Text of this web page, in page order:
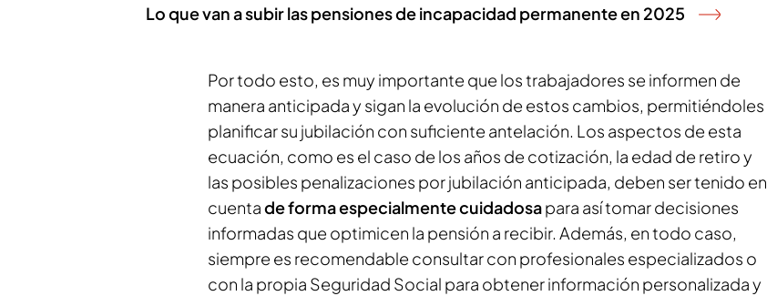
Lo que van a subir las pensiones de incapacidad permanente en 2025
Por todo esto, es muy importante que los trabajadores se informen de
manera anticipada y sigan la evolución de estos cambios, permitiéndoles
planificar su jubilación con suficiente antelación. Los aspectos de esta
ecuación, como es el caso de los años de cotización, la edad de retiro y
las posibles penalizaciones por jubilación anticipada, deben ser tenido en
cuentade forma especialmente cuidadosapara así tomar decisiones
informadas que optimicen la pensión a recibir. Además, en todo caso,
siempre es recomendable consultar con profesionales especializados o
con la propia Seguridad Social para obtener información personalizada y